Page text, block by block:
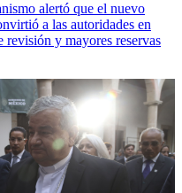
alertó que el nuevo
a las autoridades en
revisión y mayores reservas